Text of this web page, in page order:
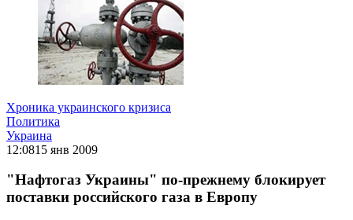
Хроника украинского кризиса
Политика
Украина
12:0815 янв 2009
"Нафтогаз Украины" по-прежнему блокирует
поставки российского газа в Европу